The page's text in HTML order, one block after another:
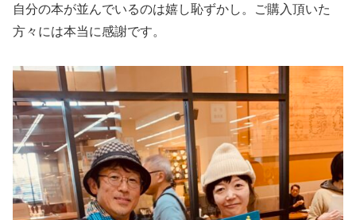
自分の本が並んでいるのは嬉し恥ずかし。ご購入頂いた
方々には本当に感謝です。